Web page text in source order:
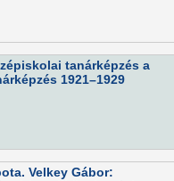
tanárképzés a
1921–1929
Velkey Gábor: